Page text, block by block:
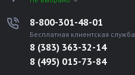
8-800-301-48-01
Бесплатная клиентская служба
8 (383) 363-32-14
8 (495) 015-73-84